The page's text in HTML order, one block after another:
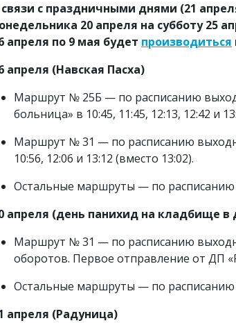
связи с праздничными днями (21
20 апреля на субботу 25
апреля по 9 мая будет производиться
апреля (Навская Пасха)
Маршрут № 25Б — по расписанию
больница» в 10:45, 11:45, 12:13, 12:42 и
Маршрут № 31 — по расписанию
10:56, 12:06 и 13:12 (вместо 13:02).
Остальные маршруты — по расписанию
апреля (день панихид на кладбище
Маршрут № 31 — по расписанию
оборотов. Первое отправление от ДП
Остальные маршруты — по расписанию
апреля (Радуница)